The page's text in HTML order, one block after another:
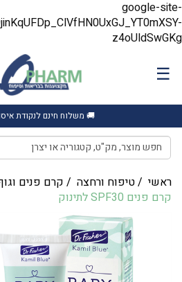
google-site-
z4oUldSwGKg
☰
🚚 משלוח חינם לנקודת איסוף
ראשי /טיפוח ורחצה / קרם פנים
קרם פנים SPF30 לתינוק